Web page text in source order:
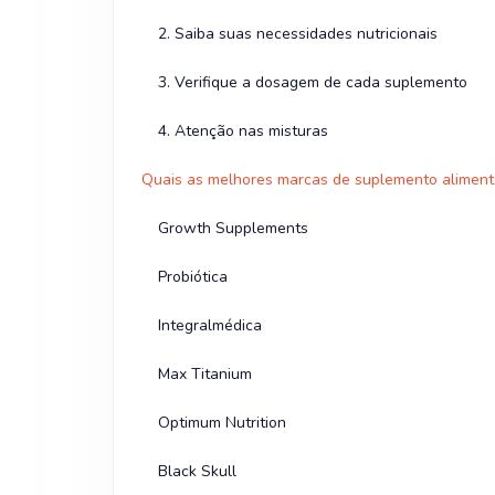
2. Saiba suas necessidades nutricionais
3. Verifique a dosagem de cada suplemento
4. Atenção nas misturas
Quais as melhores marcas de suplemento
Growth Supplements
Probiótica
Integralmédica
Max Titanium
Optimum Nutrition
Black Skull